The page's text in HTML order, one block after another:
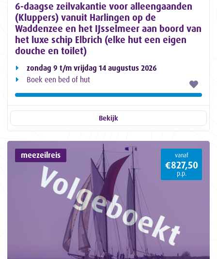
6-daagse zeilvakantie voor alleengaanden
(Kluppers) vanuit Harlingen op de
Waddenzee en het IJsselmeer aan boord van
het luxe schip Elbrich (elke hut een eigen
douche en toilet)
zondag 9 t/m vrijdag 14 augustus 2026
Boek een bed of hut
Bekijk
meezeilreis vanaf
€827,50
p.p.